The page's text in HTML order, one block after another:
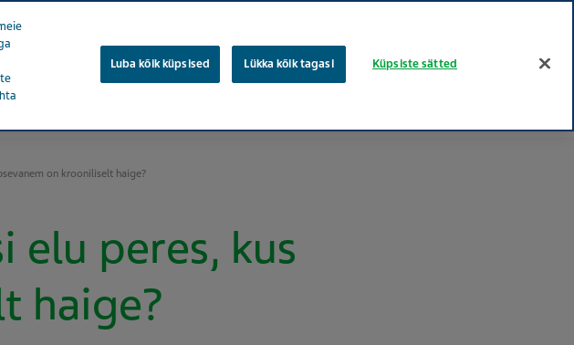
on krooniliselt haige?
elu peres, kus
haige?
Luba kõik küpsised Lükka kõik tagasi Küpsiste sätted